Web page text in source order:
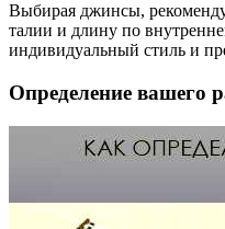
Выбирая джинсы,
талии и длину по
индивидуальный стиль и
Определение вашего